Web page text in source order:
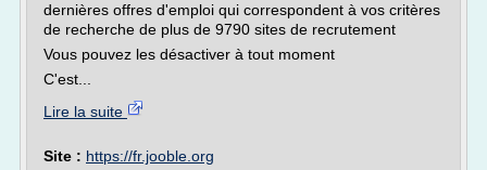
dernières offres d'emploi qui correspondent à vos critères
de recherche de plus de 9790 sites de recrutement
Vous pouvez les désactiver à tout moment
C'est...
Lire la suite
Site : https://fr.jooble.org